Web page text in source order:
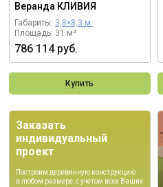
Веранда КЛИВИЯ
Габариты: 3,8×8,3 м.
Площадь: 31 м²
786 114 руб.
Купить
Заказать
индивидуальный
проект
Построим деревянную конструкцию
в любом размере, с учетом всех Ваших